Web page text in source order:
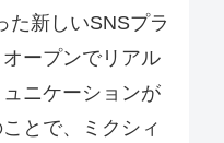
た新しいSNSプラ
ープンでリアル
ニケーションが
とで、ミクシィ